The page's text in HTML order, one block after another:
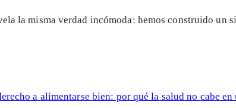
la misma verdad incómoda: hemos construido